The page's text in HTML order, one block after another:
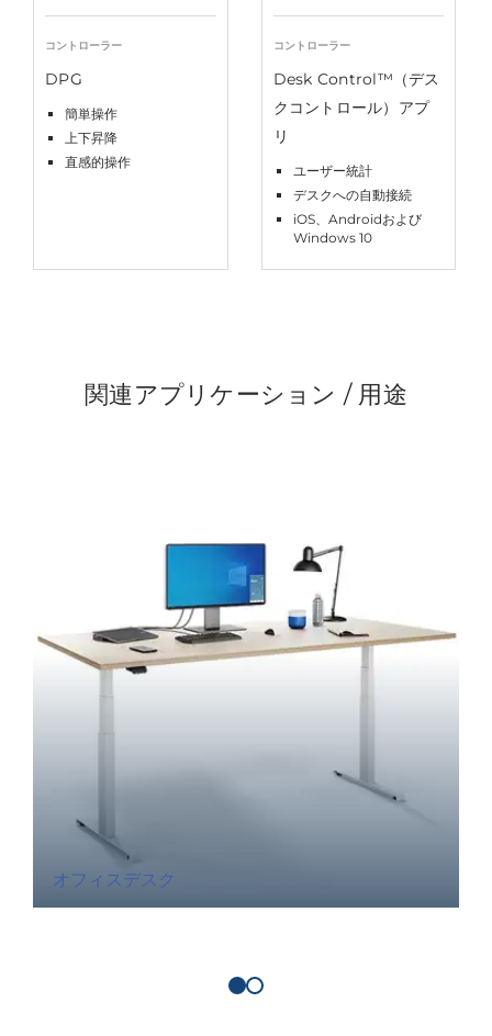
コントローラー
DPG
簡単操作
上下昇降
直感的操作
コントローラー
Desk Control™（デス
クコントロール）アプ
リ
ユーザー統計
デスクへの自動接続
iOS、Androidおよび
Windows 10
関連アプリケーション / 用途
オフィスデスク